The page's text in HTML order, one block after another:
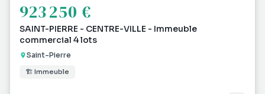
923 250 €
SAINT-PIERRE - CENTRE-VILLE - Immeuble
commercial 4 lots
Saint-Pierre
🏗 Immeuble